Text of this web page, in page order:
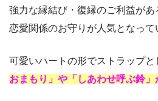
強力な縁結び・復縁のご利益があ
恋愛関係のお守りが人気となって
可愛いハートの形でストラップと
おまもり」や「しあわせ呼ぶ鈴」